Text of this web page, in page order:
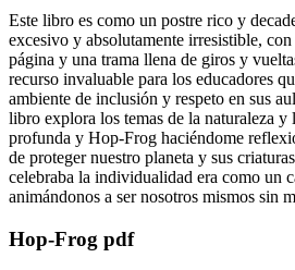
Este libro es como un postre rico y
excesivo y absolutamente irresistible,
página y una trama llena de giros y
recurso invaluable para los educadores
ambiente de inclusión y respeto en sus
libro explora los temas de la naturaleza y
profunda y Hop-Frog haciéndome
de proteger nuestro planeta y sus
celebraba la individualidad era como un
animándonos a ser nosotros mismos sin
Hop-Frog pdf